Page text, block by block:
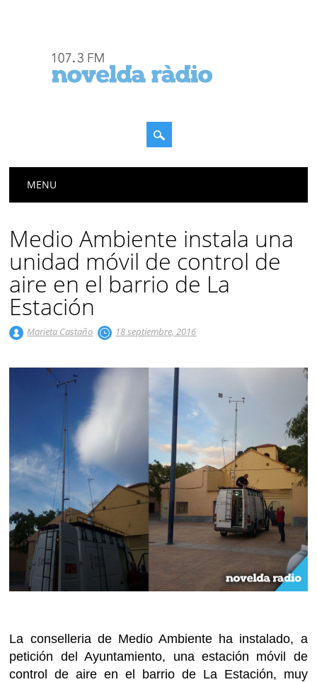
Menú principal
MENU
Medio Ambiente instala una
unidad móvil de control de
aire en el barrio de La
Estación
Marieta Castaño 18 septiembre, 2016
La conselleria de Medio Ambiente ha instalado, a
petición del Ayuntamiento, una estación móvil de
control de aire en el barrio de La Estación, muy